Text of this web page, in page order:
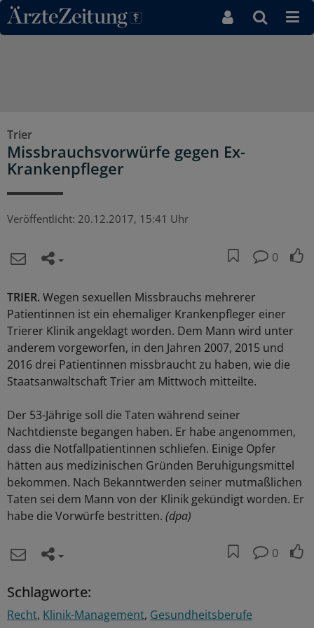
Direkt zum Inhaltsbereich
Trier
Missbrauchsvorwürfe gegen Ex-
Krankenpfleger
Veröffentlicht: 20.12.2017, 15:41 Uhr
0
TRIER.Wegen sexuellen Missbrauchs mehrerer
Patientinnen ist ein ehemaliger Krankenpfleger einer
Trierer Klinik angeklagt worden. Dem Mann wird unter
anderem vorgeworfen, in den Jahren 2007, 2015 und
2016 drei Patientinnen missbraucht zu haben, wie die
Staatsanwaltschaft Trier am Mittwoch mitteilte.
Der 53-Jährige soll die Taten während seiner
Nachtdienste begangen haben. Er habe angenommen,
dass die Notfallpatientinnen schliefen. Einige Opfer
hätten aus medizinischen Gründen Beruhigungsmittel
bekommen. Nach Bekanntwerden seiner mutmaßlichen
Taten sei dem Mann von der Klinik gekündigt worden. Er
habe die Vorwürfe bestritten. (dpa)
0
Schlagworte:
Recht Klinik-Management Gesundheitsberufe